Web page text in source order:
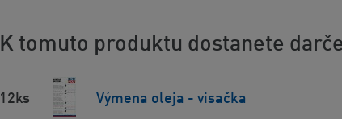
K tomuto produktu dostanete
Výmena oleja - visačka
12ks